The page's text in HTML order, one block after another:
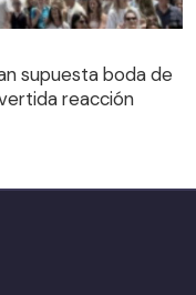
supuesta boda de
reacción